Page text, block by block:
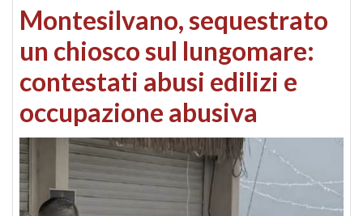
Montesilvano, sequestrato
un chiosco sul lungomare:
contestati abusi edilizi e
occupazione abusiva